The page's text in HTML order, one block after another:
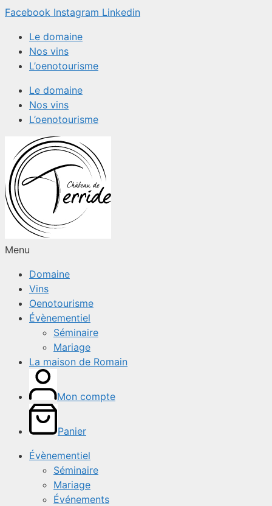
Aller
contenu
Facebook Instagram Linkedin
Le domaine
Nos vins
L’oenotourisme
Le domaine
Nos vins
L’oenotourisme
Menu
Domaine
Vins
Oenotourisme
Évènementiel
Séminaire
Mariage
La maison de Romain
Mon compte
Panier
Évènementiel
Séminaire
Mariage
Événements